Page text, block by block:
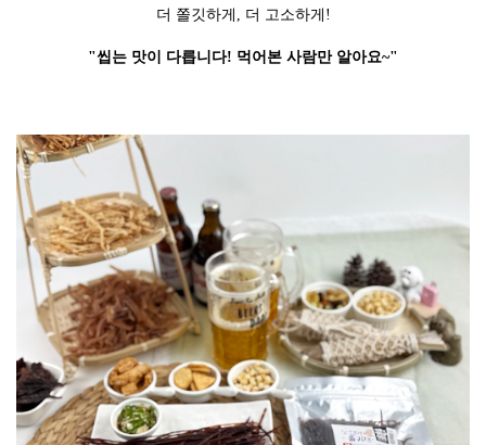
더 쫄깃하게, 더 고소하게!
"씹는 맛이 다릅니다! 먹어본 사람만 알아요~"